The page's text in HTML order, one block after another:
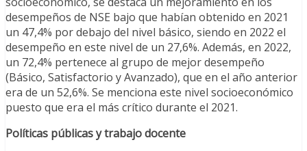
desempeños de NSE bajo que habían obtenido en 2021
un 47,4% por debajo del nivel básico, siendo en 2022 el
desempeño en este nivel de un 27,6%. Además, en 2022,
un 72,4% pertenece al grupo de mejor desempeño
(Básico, Satisfactorio y Avanzado), que en el año anterior
era de un 52,6%. Se menciona este nivel socioeconómico
puesto que era el más crítico durante el 2021.
Políticas públicas y trabajo docente